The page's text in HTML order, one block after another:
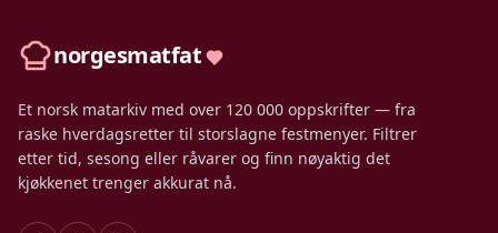
norgesmatfat
Et norsk matarkiv med over 120 000 oppskrifter — fra
raske hverdagsretter til storslagne festmenyer. Filtrer
etter tid, sesong eller råvarer og finn nøyaktig det
kjøkkenet trenger akkurat nå.